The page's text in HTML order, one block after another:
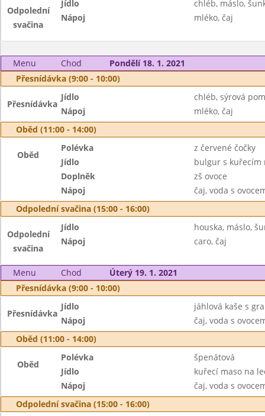
Odpolední
svačina
Jídlo
chléb, máslo,
Nápoj
mléko, čaj
Menu Chod
Pondělí 18. 1. 2021
Přesnídávka (9:00 - 10:00)
Přesnídávka
Jídlo
chléb, sýrová
Nápoj
mléko, čaj
Oběd (11:00 - 14:00)
Oběd
Polévka
z červené čočky
Jídlo
bulgur s kuřecím
Doplněk
zš ovoce
Nápoj
čaj, voda s
Odpolední svačina (15:00 - 16:00)
Odpolední
svačina
Jídlo
houska, máslo,
Nápoj
caro, čaj
Menu Chod
Úterý 19. 1. 2021
Přesnídávka (9:00 - 10:00)
Přesnídávka
Jídlo
jáhlová kaše s
Nápoj
čaj, voda s
Oběd (11:00 - 14:00)
Oběd
Polévka
špenátová
Jídlo
kuřecí maso na
Nápoj
čaj, voda s
Odpolední svačina (15:00 - 16:00)